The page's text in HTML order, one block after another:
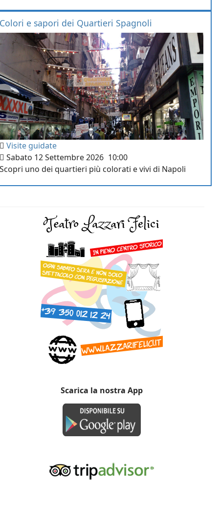
Colori e sapori dei Quartieri Spagnoli
Visite guidate
Sabato 12 Settembre 2026 10:00
Scopri uno dei quartieri più colorati e vivi di Napoli
Scarica la nostra App